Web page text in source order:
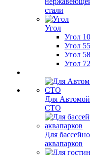
стали
Угол
Угол
Угол
Угол
Угол
Для
СТО
Для
аквапарков